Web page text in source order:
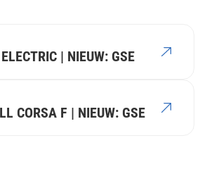
| NIEUW: GSE
CORSA F | NIEUW: GSE